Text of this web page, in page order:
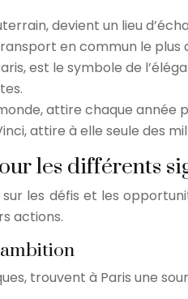
devient un lieu
en commun le plus
est le symbole de
attire chaque
attire à elle seule des
les différents
les défis et les
actions.
ambition
trouvent à Paris une